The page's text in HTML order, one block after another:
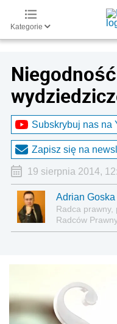
Kategorie
Subskrybuj nas na
Zapisz się na
19 sierpnia 2014,
Adrian Goska
Radca prawny,
Radców